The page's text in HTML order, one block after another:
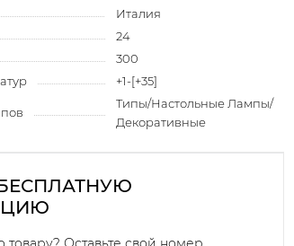
Италия
24
300
+1-[+35]
Типы/Настольные Лампы/
Декоративные